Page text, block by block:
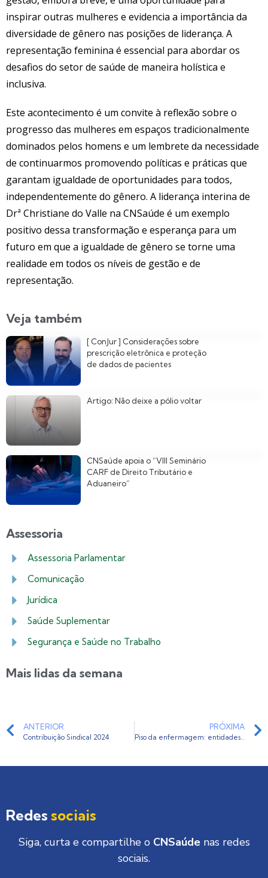
inspirar outras mulheres e evidencia a importância da
diversidade de gênero nas posições de liderança. A
representação feminina é essencial para abordar os
desafios do setor de saúde de maneira holística e
inclusiva.
Este acontecimento é um convite à reflexão sobre o
progresso das mulheres em espaços tradicionalmente
dominados pelos homens e um lembrete da necessidade
de continuarmos promovendo políticas e práticas que
garantam igualdade de oportunidades para todos,
independentemente do gênero. A liderança interina de
Drª Christiane do Valle na CNSaúde é um exemplo
positivo dessa transformação e esperança para um
futuro em que a igualdade de gênero se torne uma
realidade em todos os níveis de gestão e de
representação.
Veja também
[ ConJur ] Considerações sobre
prescrição eletrônica e proteção
de dados de pacientes
Artigo: Não deixe a pólio voltar
CNSaúde apoia o “VIII Seminário
CARF de Direito Tributário e
Aduaneiro”
Assessoria
Assessoria Parlamentar
Comunicação
Jurídica
Saúde Suplementar
Segurança e Saúde no Trabalho
Mais lidas da semana
ANTERIOR
Contribuição Sindical 2024
PRÓXIMA
Piso da enfermagem: entidades de trabalhadores rejeitam proposta da CNSaúde
Redes sociais
Siga, curta e compartilhe o CNSaúdenas redes
sociais.